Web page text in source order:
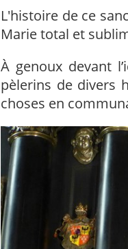
L'histoire de ce
Marie total et
À genoux devant
pèlerins de divers
choses en